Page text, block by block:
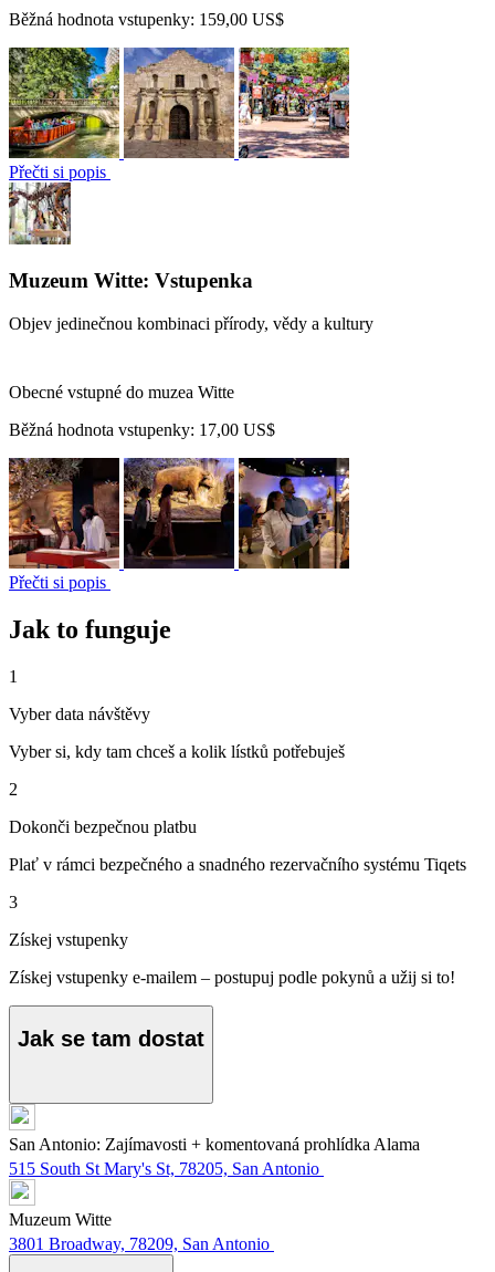
Běžná hodnota vstupenky: 159,00 US$
Přečti si popis
Muzeum Witte: Vstupenka
Objev jedinečnou kombinaci přírody, vědy a kultury
Obecné vstupné do muzea Witte
Běžná hodnota vstupenky: 17,00 US$
Přečti si popis
Jak to funguje
1
Vyber data návštěvy
Vyber si, kdy tam chceš a kolik lístků potřebuješ
2
Dokonči bezpečnou platbu
Plať v rámci bezpečného a snadného rezervačního systému Tiqets
3
Získej vstupenky
Získej vstupenky e-mailem – postupuj podle pokynů a užij si to!
Jak se tam dostat
San Antonio: Zajímavosti + komentovaná prohlídka Alama
515 South St Mary's St, 78205, San Antonio
Muzeum Witte
3801 Broadway, 78209, San Antonio